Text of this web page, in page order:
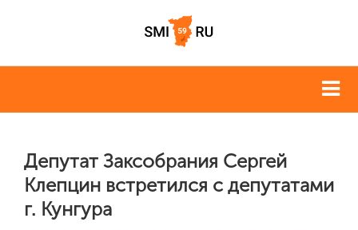
Депутат Заксобрания Сергей
Клепцин встретился с депутатами
г. Кунгура